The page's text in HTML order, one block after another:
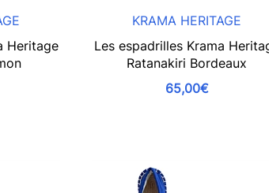
Heritage
KRAMA HERITAGE
Les espadrilles Krama
Ratanakiri Bordeaux
65,00€